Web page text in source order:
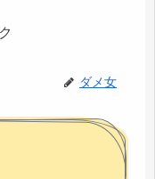
ダメ女